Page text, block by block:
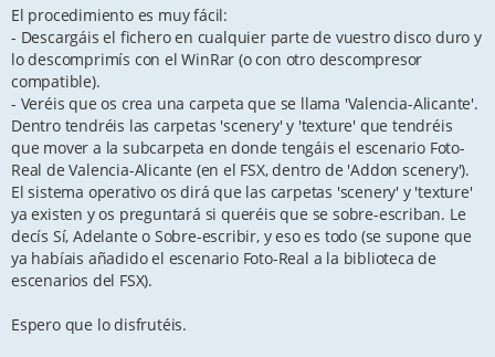
El procedimiento es muy fácil:
- Descargáis el fichero en cualquier parte de vuestro disco duro y
lo descomprimís con el WinRar (o con otro descompresor
compatible).
- Veréis que os crea una carpeta que se llama 'Valencia-Alicante'.
Dentro tendréis las carpetas 'scenery' y 'texture' que tendréis
que mover a la subcarpeta en donde tengáis el escenario Foto-
Real de Valencia-Alicante (en el FSX, dentro de 'Addon scenery').
El sistema operativo os dirá que las carpetas 'scenery' y 'texture'
ya existen y os preguntará si queréis que se sobre-escriban. Le
decís Sí, Adelante o Sobre-escribir, y eso es todo (se supone que
ya habíais añadido el escenario Foto-Real a la biblioteca de
escenarios del FSX).
Espero que lo disfrutéis.